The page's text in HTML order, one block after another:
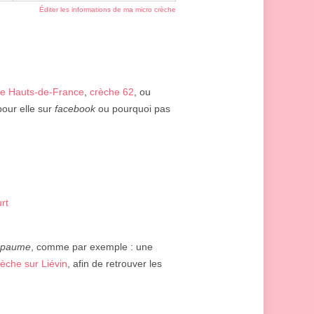
Éditer les informations de ma micro crèche
Hauts-de-France, crèche 62, ou
elle sur facebookou pourquoi pas
, comme par exemple : une
sur Liévin, afin de retrouver les